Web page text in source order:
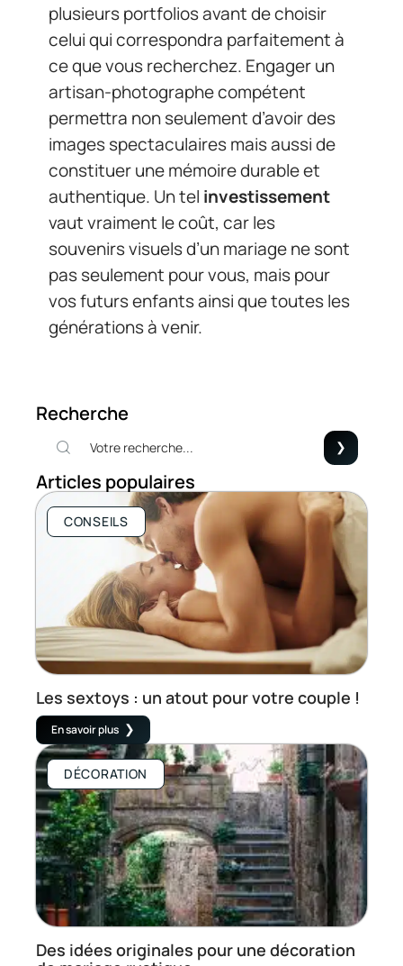
plusieurs portfolios avant de choisir
celui qui correspondra parfaitement à
ce que vous recherchez. Engager un
artisan-photographe compétent
permettra non seulement d’avoir des
images spectaculaires mais aussi de
constituer une mémoire durable et
authentique. Un tel investissement
vaut vraiment le coût, car les
souvenirs visuels d’un mariage ne sont
pas seulement pour vous, mais pour
vos futurs enfants ainsi que toutes les
générations à venir.
Recherche
Articles populaires
CONSEILS
Les sextoys : un atout pour votre couple !
En savoir plus
DÉCORATION
Des idées originales pour une décoration